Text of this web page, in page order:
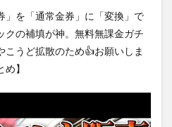
」を「通常金券」に「変換」で
の補填が神。無料無課金ガチ
こうど拡散のため👍お願いしま
】